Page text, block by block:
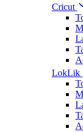
Cricut
LokLik